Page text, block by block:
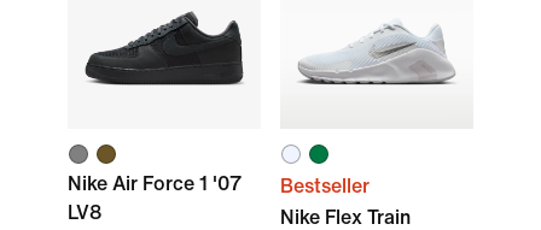
Nike Air Force 1 '07
LV8
Bestseller
Nike Flex Train